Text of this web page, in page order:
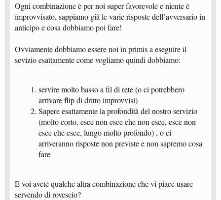
Ogni combinazione è per noi super favorevole e niente è
improvvisato, sappiamo già le varie risposte dell’avversario in
anticipo e cosa dobbiamo poi fare!
Ovviamente dobbiamo essere noi in primis a eseguire il
sevizio esattamente come vogliamo quindi dobbiamo:
servire molto basso a fil di rete (o ci potrebbero
arrivare flip di dritto improvvisi)
Sapere esattamente la profondità del nostro servizio
(molto corto, esce non esce che non esce, esce non
esce che esce, lungo molto profondo) , o ci
arriveranno risposte non previste e non sapremo cosa
fare
E voi avete qualche altra combinazione che vi piace usare
servendo di rovescio?